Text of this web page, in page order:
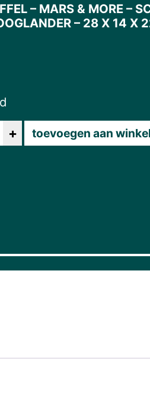
– MARS & MORE –
– 28 X 14 X
toevoegen aan